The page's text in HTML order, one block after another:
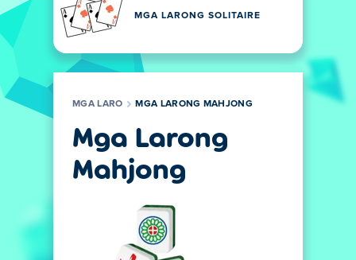
MGA LARONG SOLITAIRE
MGA LARO MGA LARONG MAHJONG
Mga Larong
Mahjong